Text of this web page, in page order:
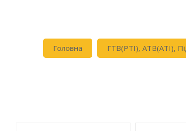
Головна ГТВ(РТI), АТВ(АТI),